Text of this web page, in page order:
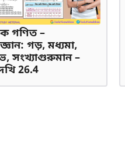
গণিত –
গড়, মধ্যমা,
সংখ্যাগুরুমান –
26.4